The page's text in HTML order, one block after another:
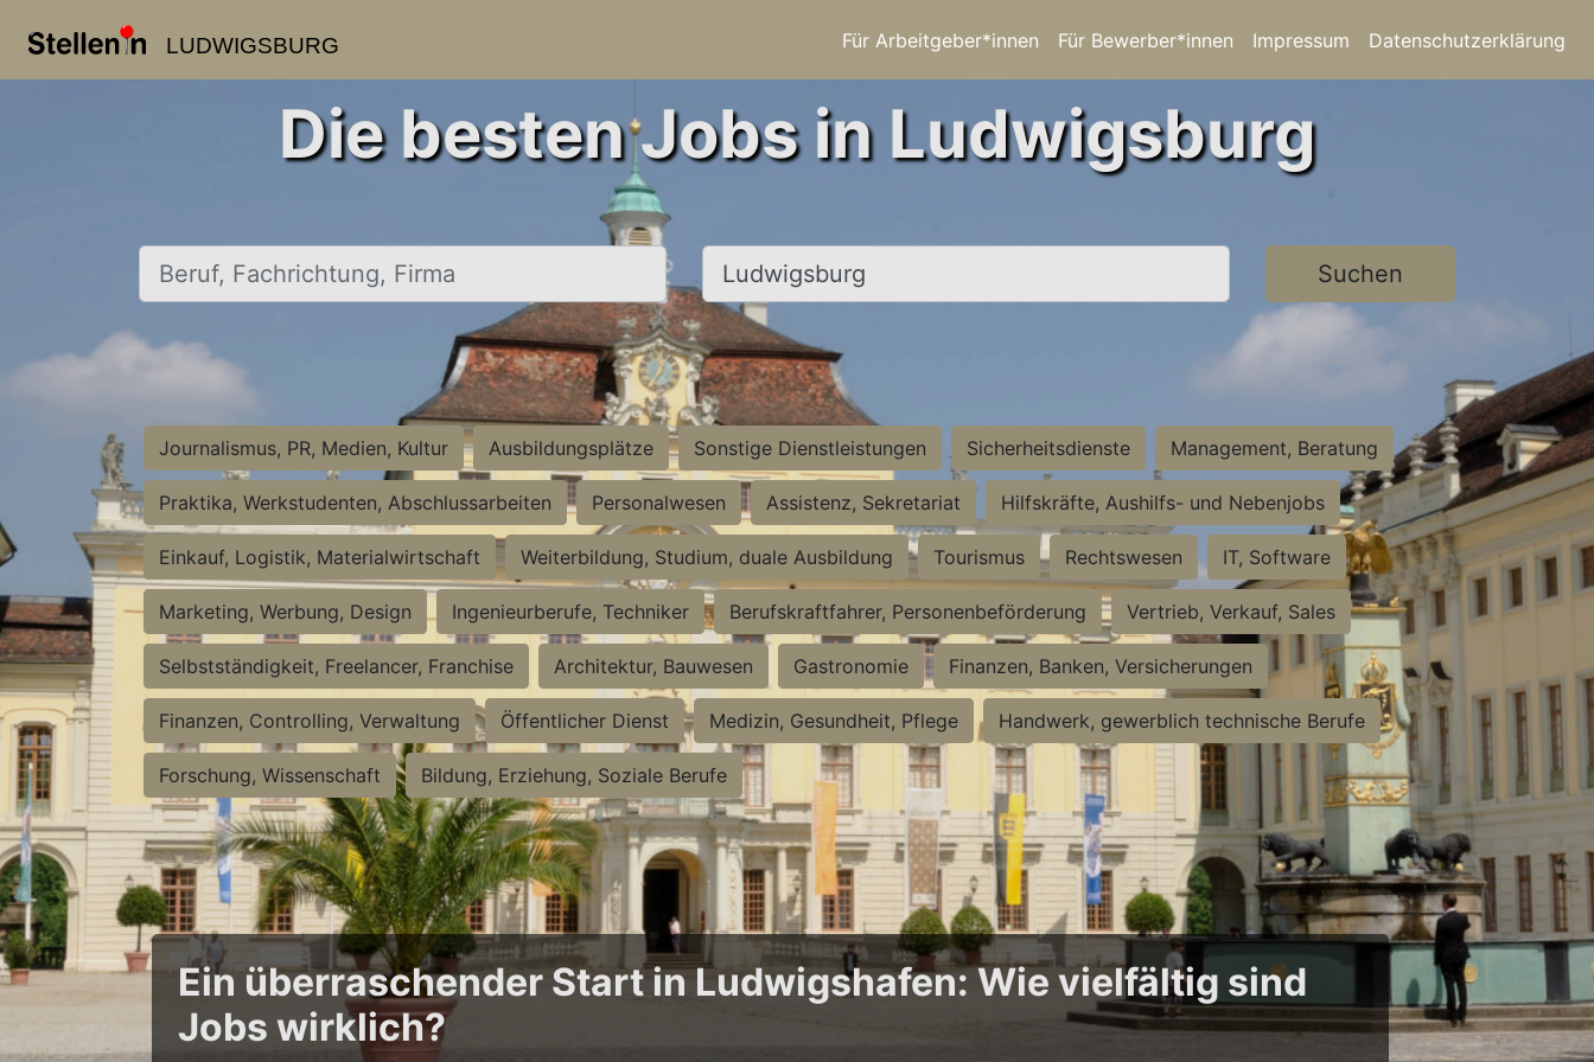
LUDWIGSBURG Für Arbeitgeber*innen Für Bewerber*innen Impressum Datenschutzerklärung
Die besten Jobs in Ludwigsburg
Beruf, Fachrichtung, Firma Ort, Stadt Suchen
Journalismus, PR, Medien, Kultur Ausbildungsplätze Sonstige Dienstleistungen Sicherheitsdienste Management, Beratung
Praktika, Werkstudenten, Abschlussarbeiten Personalwesen Assistenz, Sekretariat Hilfskräfte, Aushilfs- und Nebenjobs
Einkauf, Logistik, Materialwirtschaft Weiterbildung, Studium, duale Ausbildung Tourismus Rechtswesen IT, Software
Marketing, Werbung, Design Ingenieurberufe, Techniker Berufskraftfahrer, Personenbeförderung Vertrieb, Verkauf, Sales
Selbstständigkeit, Freelancer, Franchise Architektur, Bauwesen Gastronomie Finanzen, Banken, Versicherungen
Finanzen, Controlling, Verwaltung Öffentlicher Dienst Medizin, Gesundheit, Pflege Handwerk, gewerblich technische Berufe
Forschung, Wissenschaft Bildung, Erziehung, Soziale Berufe
Ein überraschender Start in Ludwigshafen: Wie vielfältig sind
Jobs wirklich?